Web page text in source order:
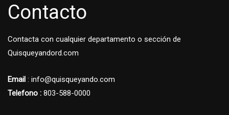
Contacto
Contacta con cualquier departamento o sección de
Quisqueyandord.com
Email : info@quisqueyando.com
Telefono : 803-588-0000